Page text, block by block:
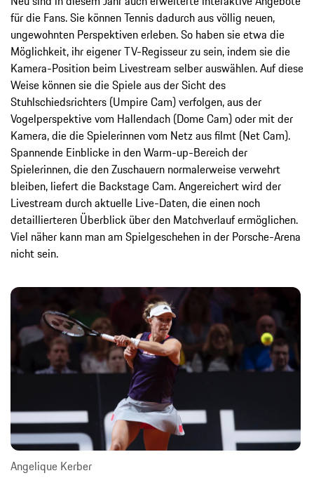
für die Fans. Sie können Tennis dadurch aus völlig neuen,
ungewohnten Perspektiven erleben. So haben sie etwa die
Möglichkeit, ihr eigener TV-Regisseur zu sein, indem sie die
Kamera-Position beim Livestream selber auswählen. Auf diese
Weise können sie die Spiele aus der Sicht des
Stuhlschiedsrichters (Umpire Cam) verfolgen, aus der
Vogelperspektive vom Hallendach (Dome Cam) oder mit der
Kamera, die die Spielerinnen vom Netz aus filmt (Net Cam).
Spannende Einblicke in den Warm-up-Bereich der
Spielerinnen, die den Zuschauern normalerweise verwehrt
bleiben, liefert die Backstage Cam. Angereichert wird der
Livestream durch aktuelle Live-Daten, die einen noch
detaillierteren Überblick über den Matchverlauf ermöglichen.
Viel näher kann man am Spielgeschehen in der Porsche-Arena
nicht sein.
Angelique Kerber